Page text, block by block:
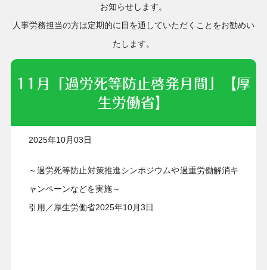
お知らせします。
人事労務担当の方は定期的に目を通していただくことをお勧めい
たします。
11月「過労死等防止啓発月間」【厚
生労働省】
2025年10月03日
～過労死等防止対策推進シンポジウムや過重労働解消キ
ャンペーンなどを実施～
引用／厚生労働省2025年10月3日